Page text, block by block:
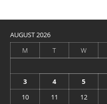
AUGUST 2026
M
T W
3
4 5
10
11 12